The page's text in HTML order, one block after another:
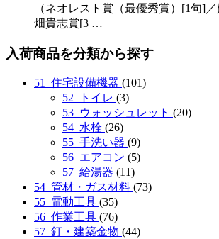
（ネオレスト賞（最優秀賞）[1句]
畑貴志賞[3 …
入荷商品を分類から探す
51_住宅設備機器 (101)
52_トイレ (3)
53_ウォッシュレット (20)
54_水栓 (26)
55_手洗い器 (9)
56_エアコン (5)
57_給湯器 (11)
54_管材・ガス材料 (73)
55_電動工具 (35)
56_作業工具 (76)
57_釘・建築金物 (44)